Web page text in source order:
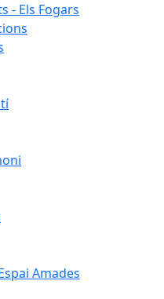
- Els Fogars
Amades